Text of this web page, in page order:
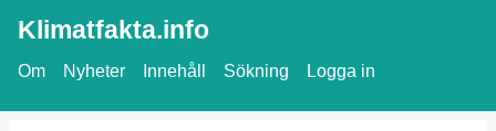
Klimatfakta.info
Om Nyheter Innehåll Sökning Logga in